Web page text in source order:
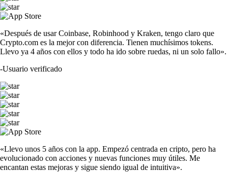
«Después de usar Coinbase, Robinhood y Kraken, tengo claro que
Crypto.com es la mejor con diferencia. Tienen muchísimos tokens.
Llevo ya 4 años con ellos y todo ha ido sobre ruedas, ni un solo fallo».
-Usuario verificado
«Llevo unos 5 años con la app. Empezó centrada en cripto, pero ha
evolucionado con acciones y nuevas funciones muy útiles. Me
encantan estas mejoras y sigue siendo igual de intuitiva».